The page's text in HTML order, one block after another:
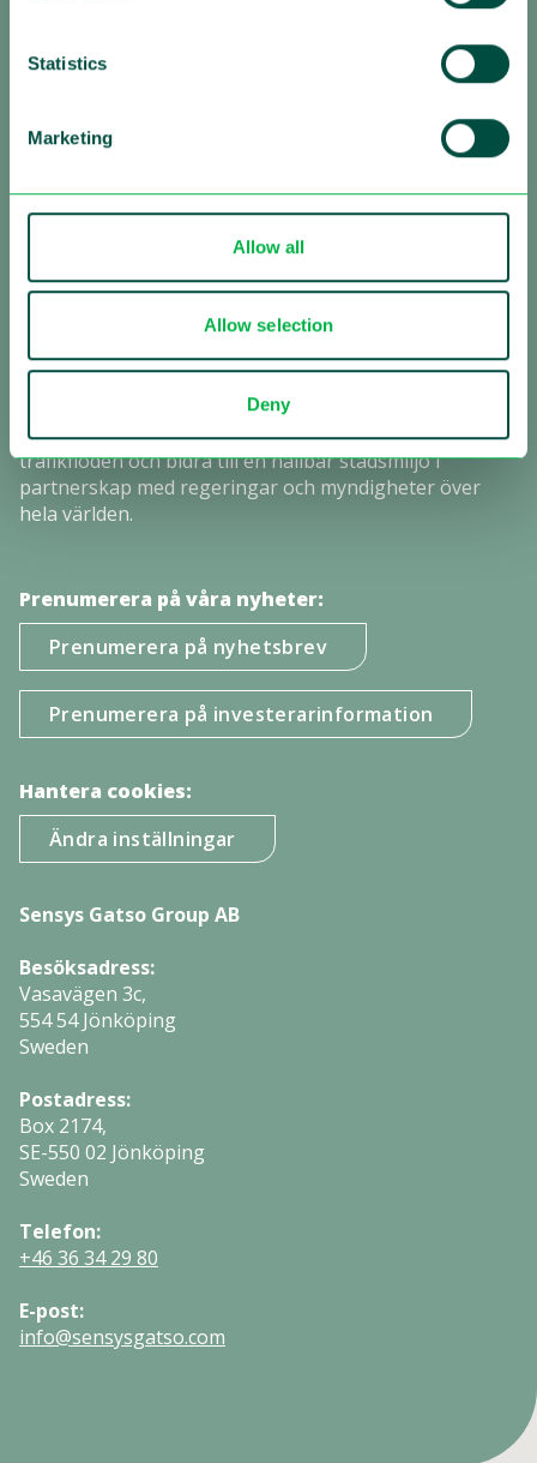
Statistics
Marketing
Allow all
Allow selection
Deny
Om Sensys Gatso
Sensys Gatso är den ledande leverantören av
trafiksäkerhetslösningar med en stark global närvaro.
Vårt uppdrag är att rädda liv genom att ändra
körbeteenden i trafiken. Det är därför vi är fast
beslutna att stärka regelefterlevnaden, optimera
trafikflöden och bidra till en hållbar stadsmiljö i
partnerskap med regeringar och myndigheter över
hela världen.
Prenumerera på våra nyheter:
Prenumerera på nyhetsbrev
Prenumerera på investerarinformation
Hantera cookies:
Ändra inställningar
Sensys Gatso Group AB
Besöksadress:
Vasavägen 3c,
554 54 Jönköping
Sweden
Postadress:
Box 2174,
SE-550 02 Jönköping
Sweden
Telefon:
+46 36 34 29 80
E-post:
info@sensysgatso.com